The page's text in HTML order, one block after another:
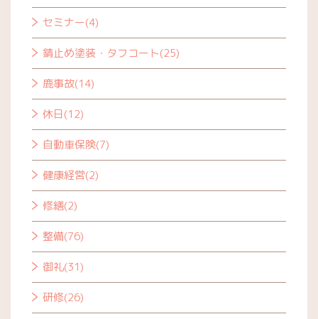
セミナー(4)
錆止め塗装・タフコート(25)
鹿事故(14)
休日(12)
自動車保険(7)
健康経営(2)
修繕(2)
整備(76)
御礼(31)
研修(26)